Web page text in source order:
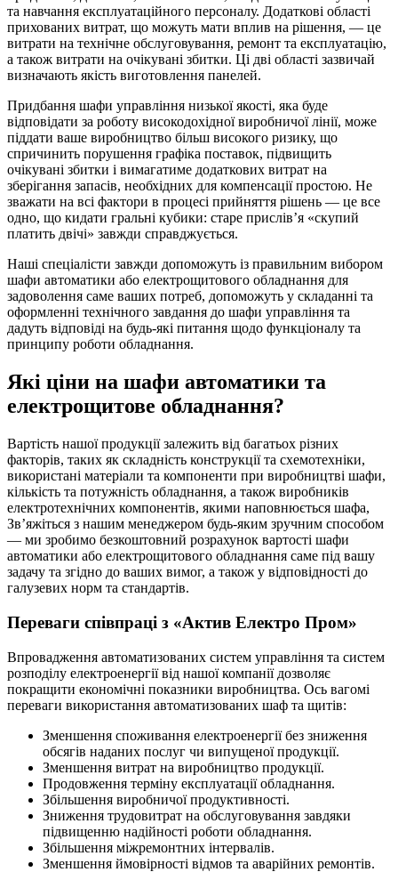
та навчання експлуатаційного персоналу. Додаткові області
прихованих витрат, що можуть мати вплив на рішення, — це
витрати на технічне обслуговування, ремонт та експлуатацію,
а також витрати на очікувані збитки. Ці дві області зазвичай
визначають якість виготовлення панелей.
Придбання шафи управління низької якості, яка буде
відповідати за роботу високодохідної виробничої лінії, може
піддати ваше виробництво більш високого ризику, що
спричинить порушення графіка поставок, підвищить
очікувані збитки і вимагатиме додаткових витрат на
зберігання запасів, необхідних для компенсації простою. Не
зважати на всі фактори в процесі прийняття рішень — це все
одно, що кидати гральні кубики: старе прислів’я «скупий
платить двічі» завжди справджується.
Наші спеціалісти завжди допоможуть із правильним вибором
шафи автоматики або електрощитового обладнання для
задоволення саме ваших потреб, допоможуть у складанні та
оформленні технічного завдання до шафи управління та
дадуть відповіді на будь-які питання щодо функціоналу та
принципу роботи обладнання.
Які ціни на шафи автоматики та
електрощитове обладнання?
Вартість нашої продукції залежить від багатьох різних
факторів, таких як складність конструкції та схемотехніки,
використані матеріали та компоненти при виробництві шафи,
кількість та потужність обладнання, а також виробників
електротехнічних компонентів, якими наповнюється шафа,
Зв’яжіться з нашим менеджером будь-яким зручним способом
— ми зробимо безкоштовний розрахунок вартості шафи
автоматики або електрощитового обладнання саме під вашу
задачу та згідно до ваших вимог, а також у відповідності до
галузевих норм та стандартів.
Переваги співпраці з «Актив Електро Пром»
Впровадження автоматизованих систем управління та систем
розподілу електроенергії від нашої компанії дозволяє
покращити економічні показники виробництва. Ось вагомі
переваги використання автоматизованих шаф та щитів:
Зменшення споживання електроенергії без зниження
обсягів наданих послуг чи випущеної продукції.
Зменшення витрат на виробництво продукції.
Продовження терміну експлуатації обладнання.
Збільшення виробничої продуктивності.
Зниження трудовитрат на обслуговування завдяки
підвищенню надійності роботи обладнання.
Збільшення міжремонтних інтервалів.
Зменшення ймовірності відмов та аварійних ремонтів.